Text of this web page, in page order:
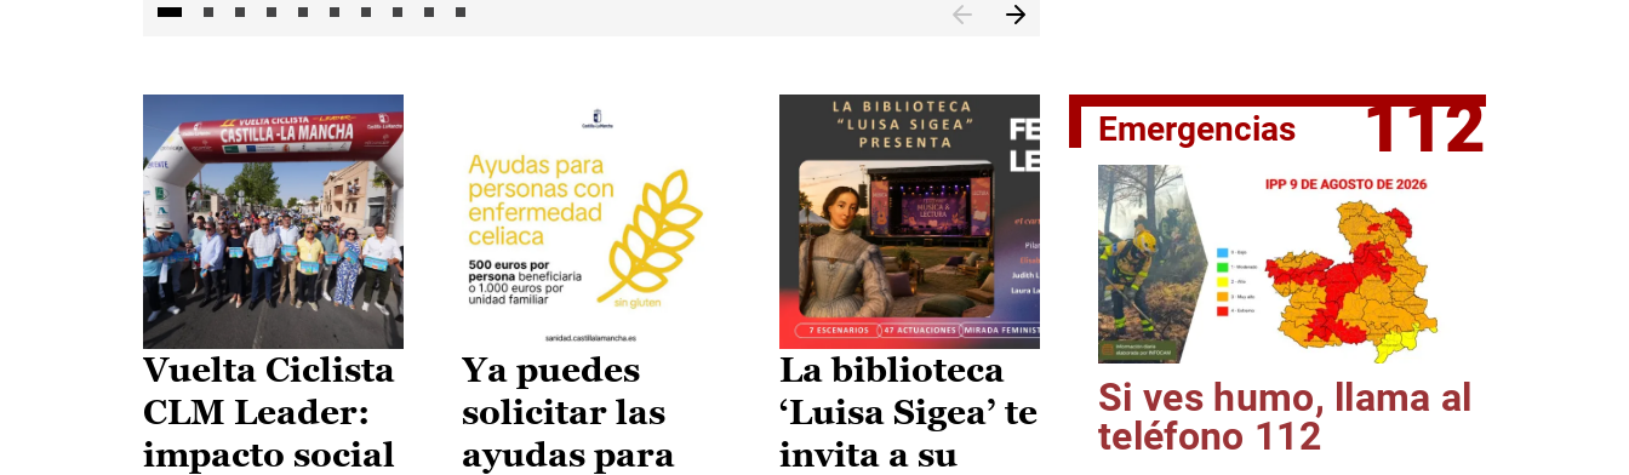
II Vuelta Ciclista CLM LEADER
Vuelta Ciclista
CLM Leader:
impacto social
Ya puedes
solicitar las
ayudas para
La biblioteca
‘Luisa Sigea’ te
invita a su
Emergencias 112
Si ves humo, llama al
teléfono 112